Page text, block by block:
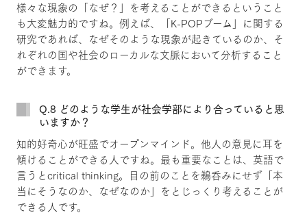
様々な現象の「なぜ？」を考えることができるということ
も大変魅力的ですね。例えば、「K-POPブーム」に関する
研究であれば、なぜそのような現象が起きているのか、そ
れぞれの国や社会のローカルな文脈において分析すること
ができます。
Q.8 どのような学生が社会学部により合っていると思
いますか？
知的好奇心が旺盛でオープンマインド。他人の意見に耳を
傾けることができる人ですね。最も重要なことは、英語で
言うとcritical thinking。目の前のことを鵜呑みにせず「本
当にそうなのか、なぜなのか」をとじっくり考えることが
できる人です。